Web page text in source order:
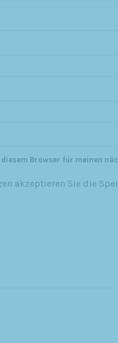
Browser für meinen
akzeptieren Sie die